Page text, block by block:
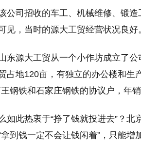
公司招收的车工、机械维修、锻
见，当时的源大工贸经营状况良好
东源大工贸从一个小作坊成立了
占地120亩，有独立的办公楼和生
钢铁和石家庄钢铁的协议户，年销
如此热衷于“挣了钱就投进去”？
到钱一定不会让钱闲着”，只能增